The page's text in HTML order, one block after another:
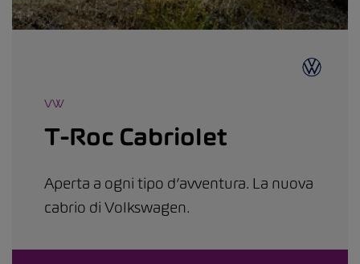
VW
T-Roc Cabriolet
Aperta a ogni tipo d’avventura. La nuova
cabrio di Volkswagen.